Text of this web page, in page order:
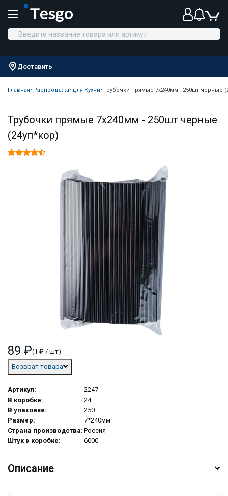
Доставить
Главная Распродажа для Кухни Трубочки прямые 7х240мм - 250шт черные
Трубочки прямые 7х240мм - 250шт черные
(24уп*кор)
89 ₽(1 ₽ / шт)
Возврат товара
Артикул:
2247
В коробке:
24
В упаковке:
250
Размер:
7*240мм
Страна производства: Россия
Штук в коробке:
6000
Описание